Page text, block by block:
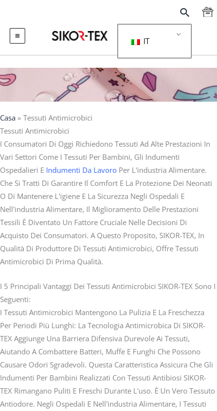
搜
索
IT
Casa
Tessuti Antimicrobici
Tessuti Antimicrobici
I Consumatori Di Oggi Richiedono Tessuti Ad Alte Prestazioni In
Vari Settori Come I Tessuti Per Bambini, Gli Indumenti
Ospedalieri E Indumenti Da Lavoro Per L'industria Alimentare.
Che Si Tratti Di Garantire Il Comfort E La Protezione Dei Neonati
O Di Mantenere L'igiene E La Sicurezza Negli Ospedali E
Nell'industria Alimentare, Il Miglioramento Delle Prestazioni
Tessili È Diventato Un Fattore Cruciale Nelle Decisioni Di
Acquisto Dei Consumatori. A Questo Proposito, SIKOR-TEX, In
Qualità Di Produttore Di Tessuti Antimicrobici, Offre Tessuti
Antimicrobici Di Prima Qualità.
I 5 Principali Vantaggi Dei Tessuti Antimicrobici SIKOR-TEX Sono I
Seguenti:
I Tessuti Antimicrobici Mantengono La Pulizia E La Freschezza
Per Periodi Più Lunghi: La Tecnologia Antimicrobica Di SIKOR-
TEX Aggiunge Una Barriera Difensiva Durevole Ai Tessuti,
Aiutando A Combattere Batteri, Muffe E Funghi Che Possono
Causare Odori Sgradevoli. Questa Caratteristica Assicura Che Gli
Indumenti Per Bambini Realizzati Con Tessuti Antibiosi SIKOR-
TEX Rimangano Puliti E Freschi Durante L'uso. È Un Vero Tessuto
Antiodore. Negli Ospedali E Nell'industria Alimentare, I Tessuti